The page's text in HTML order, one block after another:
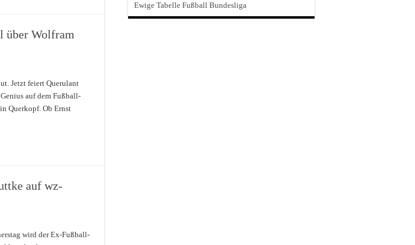
über Wolfram
Jetzt feiert Querulant
auf dem Fußball-
Querkopf. Ob Ernst
auf wz-
wird der Ex-Fußball-
Ewige Tabelle Fußball Bundesliga